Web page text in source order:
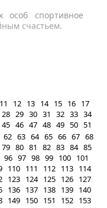
особ спортивное
счастьем.
11 12 13 14 15 16 17
28 29 30 31 32 33 34
45 46 47 48 49 50 51
62 63 64 65 66 67 68
79 80 81 82 83 84 85
96 97 98 99 100 101
110 111 112 113 114
123 124 125 126 127
136 137 138 139 140
149 150 151 152 153